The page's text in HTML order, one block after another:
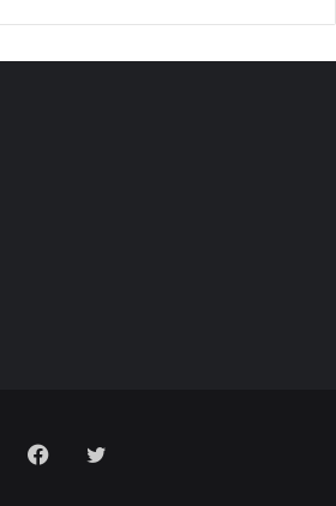
FacebookTwitter